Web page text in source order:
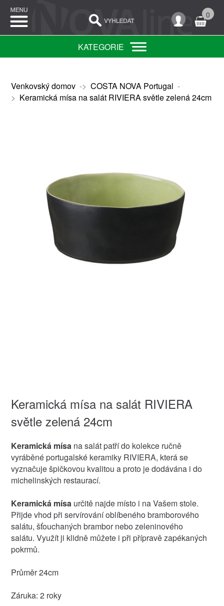
0
KATEGORIE
Venkovský domov-> COSTA NOVA Portugal -
> Keramická mísa na salát RIVIERA světle zelená 24cm
Keramická mísa na salát RIVIERA
světle zelená 24cm
Keramická mísana salát patří do kolekce ručně
vyráběné portugalské keramiky RIVIERA, která se
vyznačuje špičkovou kvalitou a proto je dodávána i do
michelinských restaurací.
Keramická mísaurčitě najde místo i na Vašem stole.
Přijde vhod při servírování oblíbeného bramborového
salátu, šťouchaných brambor nebo zeleninového
salátu. Využít ji klidně můžete i při přípravě zapékaných
pokrmů.
Průměr 24cm
Záruka: 2 roky